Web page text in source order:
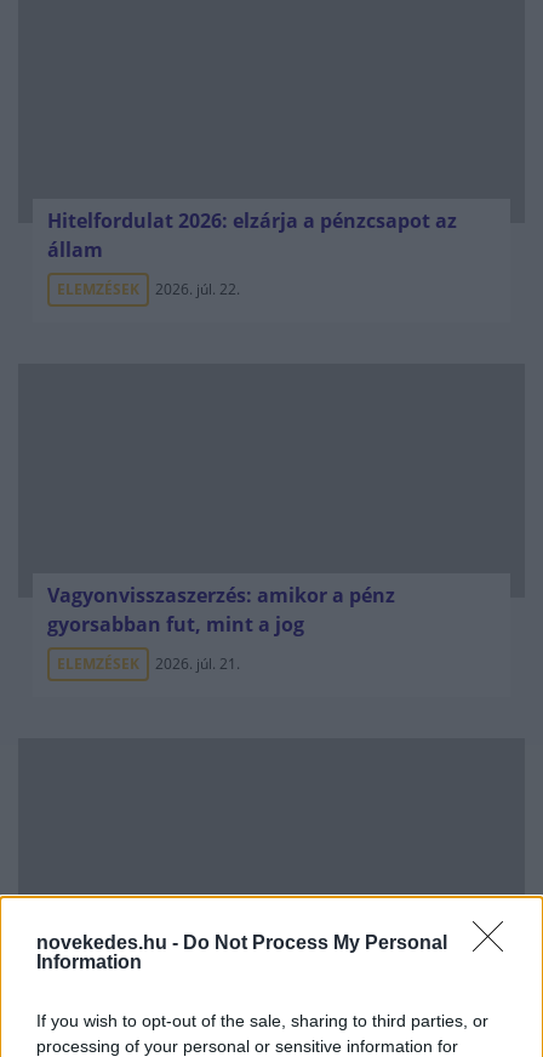
novekedes.hu - Do Not Process My Personal
Information
If you wish to opt-out of the sale, sharing to third parties, or
processing of your personal or sensitive information for
Hitelfordulat 2026: elzárja a pénzcsapot az
állam
ELEMZÉSEK 2026. júl. 22.
Vagyonvisszaszerzés: amikor a pénz
gyorsabban fut, mint a jog
ELEMZÉSEK 2026. júl. 21.
ELEMZÉSEK